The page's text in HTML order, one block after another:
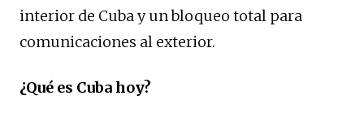
interior de Cuba y un bloqueo total para
comunicaciones al exterior.
¿Qué es Cuba hoy?